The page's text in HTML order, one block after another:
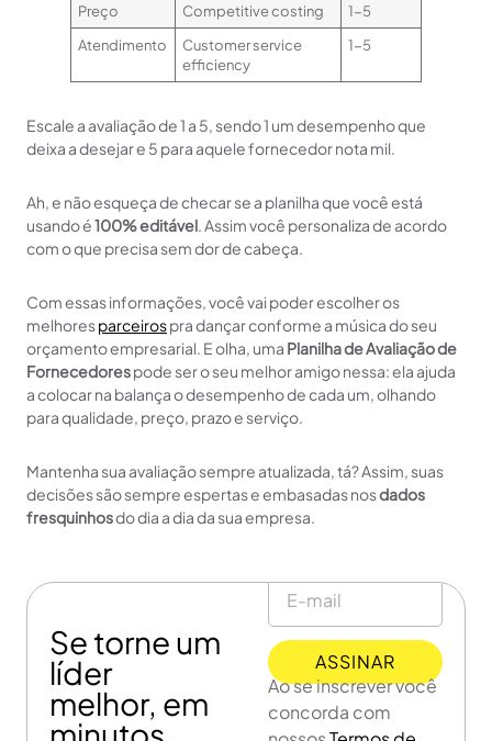
Preço Competitive costing
1-5
Atendimento
Customer service
efficiency
1-5
Escale a avaliação de 1 a 5, sendo 1 um desempenho que
deixa a desejar e 5 para aquele fornecedor nota mil.
Ah, e não esqueça de checar se a planilha que você está
usando é100% editável. Assim você personaliza de acordo
com o que precisa sem dor de cabeça.
Com essas informações, você vai poder escolher os
melhoresparceirospra dançar conforme a música do seu
orçamento empresarial. E olha, uma Planilha de Avaliação de
Fornecedorespode ser o seu melhor amigo nessa: ela ajuda
a colocar na balança o desempenho de cada um, olhando
para qualidade, preço, prazo e serviço.
Mantenha sua avaliação sempre atualizada, tá? Assim, suas
decisões são sempre espertas e embasadas nosdados
fresquinhosdo dia a dia da sua empresa.
Se torne um
líder
melhor, em
ASSINAR
Ao se inscrever você
concorda com